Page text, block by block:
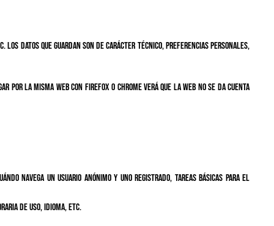
datos que guardan son de carácter técnico, preferencias personales,
por la misma web con Firefox o Chrome verá que la web no se da cuenta
navega un usuario anónimo y uno registrado, tareas básicas para el
de uso, idioma, etc.